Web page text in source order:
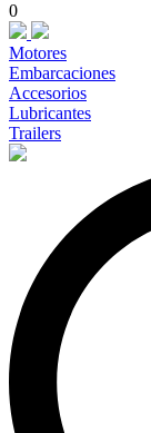
0
Motores
Embarcaciones
Accesorios
Lubricantes
Trailers